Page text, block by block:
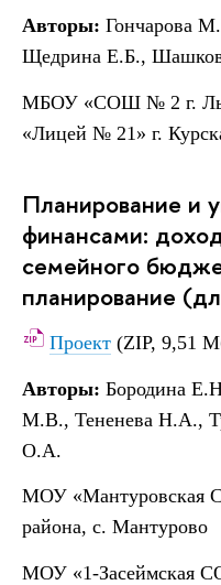
Авторы: Гончарова
Щедрина Е.Б.,
МБОУ «СОШ № 2 г.
«Лицей № 21» г.
Планирование и
финансами:
семейного
планирование
Проект (ZIP, 9,51
Авторы: Бородина
М.В., Тененева Н.А.,
О.А.
МОУ «Мантуровская
района, с. Мантурово
МОУ «1-Засеймская